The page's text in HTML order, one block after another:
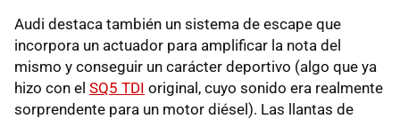
Audi destaca también un sistema de escape que
incorpora un actuador para amplificar la nota del
mismo y conseguir un carácter deportivo (algo que ya
hizo con el SQ5 TDI original, cuyo sonido era realmente
sorprendente para un motor diésel). Las llantas de